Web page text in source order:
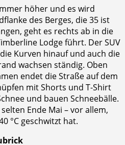
höher und es wird
des Berges, die 35 ist
geht es rechts ab in die
Lodge führt. Der SUV
Kurven hinauf und auch die
wachsen ständig. Oben
endet die Straße auf dem
mit Shorts und T-Shirt
und bauen Schneebälle.
Ende Mai – vor allem,
°C geschwitzt hat.